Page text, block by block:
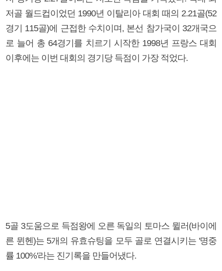
저골 월드컵이었던 1990년 이탈리아 대회 때의 2.21골(52
경기 115골)에 근접한 수치이며, 본선 참가국이 32개국으
로 늘어 총 64경기를 치르기 시작한 1998년 프랑스 대회
이후에는 이번 대회의 경기당 득점이 가장 적었다.
5골 3도움으로 득점왕에 오른 독일의 토마스 뮐러(바이에
른 뮌헨)는 5개의 유효슈팅을 모두 골로 연결시키는 '명중
률 100%'라는 진기록을 만들어냈다.